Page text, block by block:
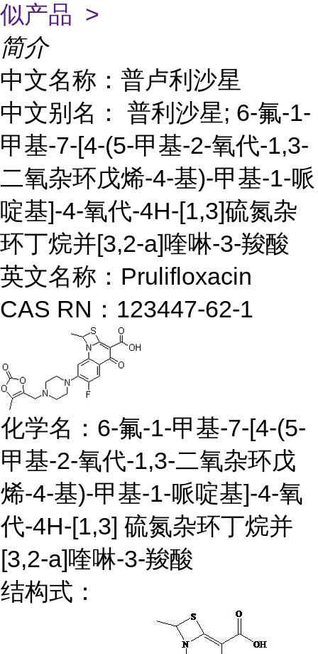
似产品 >
简介
中文名称：普卢利沙星
中文别名： 普利沙星; 6-氟-1-
甲基-7-[4-(5-甲基-2-氧代-1,3-
二氧杂环戊烯-4-基)-甲基-1-哌
啶基]-4-氧代-4H-[1,3]硫氮杂
环丁烷并[3,2-a]喹啉-3-羧酸
英文名称：Prulifloxacin
CAS RN：123447-62-1
化学名：6-氟-1-甲基-7-[4-(5-
甲基-2-氧代-1,3-二氧杂环戊
烯-4-基)-甲基-1-哌啶基]-4-氧
代-4H-[1,3] 硫氮杂环丁烷并
[3,2-a]喹啉-3-羧酸
结构式：